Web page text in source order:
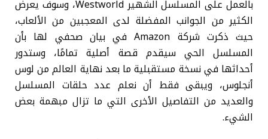
بالعمل على المسلسل الشهير Westworld، وسوف يعرض
الكثير من الجوانب المفضلة لدى المعجبين من الألعاب،
حيث ذكرت شركة Amazon في بيان صحفي لها بأن
المسلسل الحي سيقدم قصة أصلية تمامًا، وستدور
أحداثها في نسخة مستقبلية ما بعد نهاية العالم من لوس
أنجلوس، ويبقى فقط أن نعلم عدد حلقات المسلسل
والعديد من التفاصيل الأخرى التي ما تزال مبهمة بعض
الشيء.